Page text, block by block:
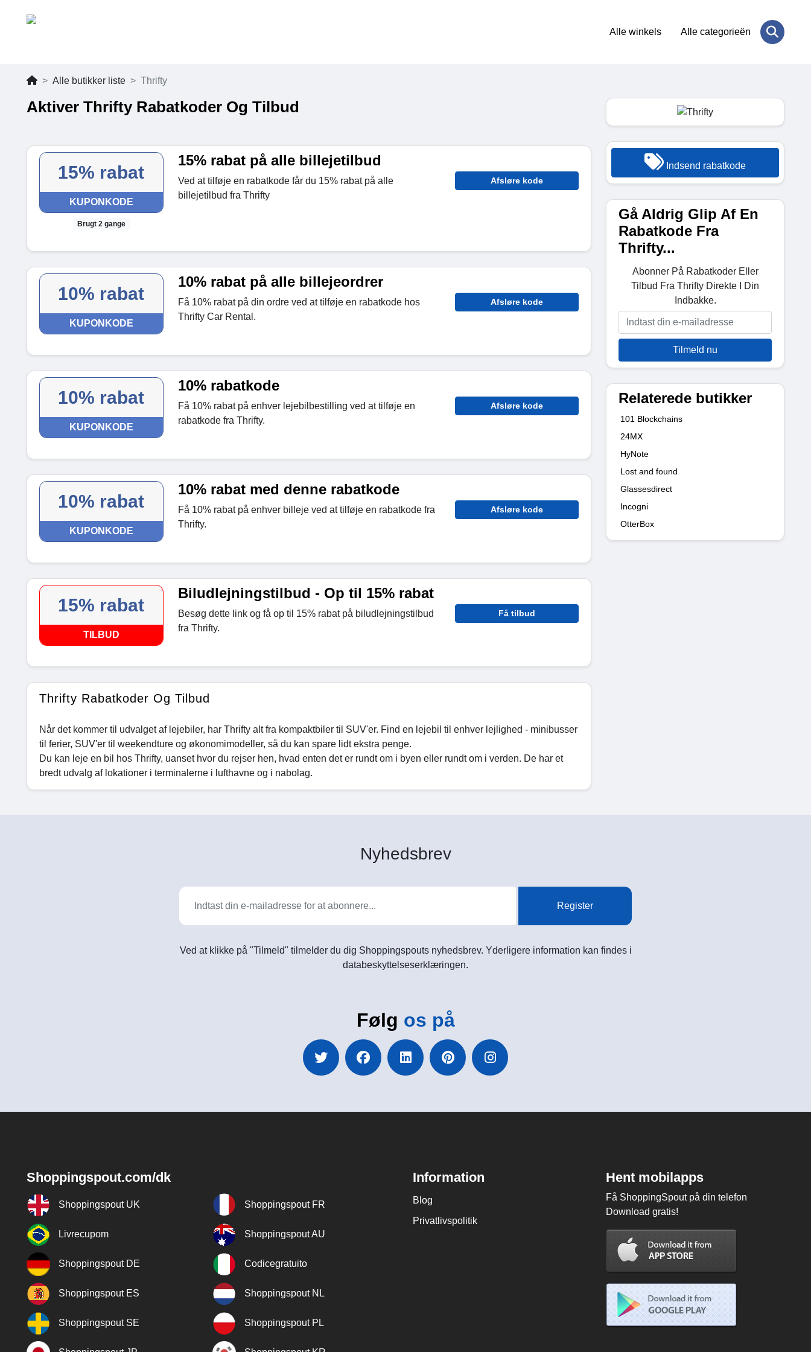
Alle winkels Alle categorieën
Alle butikker liste Thrifty
Aktiver Thrifty Rabatkoder Og Tilbud
15% rabat
KUPONKODE
Brugt 2 gange
15% rabat på alle billejetilbud
Ved at tilføje en rabatkode får du 15% rabat på alle
billejetilbud fra Thrifty
Afsløre kode
10% rabat
KUPONKODE
10% rabat på alle billejeordrer
Få 10% rabat på din ordre ved at tilføje en rabatkode hos
Thrifty Car Rental.
Afsløre kode
10% rabat
KUPONKODE
10% rabatkode
Få 10% rabat på enhver lejebilbestilling ved at tilføje en
rabatkode fra Thrifty.
Afsløre kode
10% rabat
KUPONKODE
10% rabat med denne rabatkode
Få 10% rabat på enhver billeje ved at tilføje en rabatkode fra
Thrifty.
Afsløre kode
15% rabat
TILBUD
Biludlejningstilbud - Op til 15% rabat
Besøg dette link og få op til 15% rabat på biludlejningstilbud
fra Thrifty.
Få tilbud
Thrifty Rabatkoder Og Tilbud
Når det kommer til udvalget af lejebiler, har Thrifty alt fra kompaktbiler til SUV'er. Find en lejebil til enhver lejlighed - minibusser
til ferier, SUV'er til weekendture og økonomimodeller, så du kan spare lidt ekstra penge.
Du kan leje en bil hos Thrifty, uanset hvor du rejser hen, hvad enten det er rundt om i byen eller rundt om i verden. De har et
bredt udvalg af lokationer i terminalerne i lufthavne og i nabolag.
Indsend rabatkode
Gå Aldrig Glip Af En
Rabatkode Fra
Thrifty...
Abonner På Rabatkoder Eller
Tilbud Fra Thrifty Direkte I Din
Indbakke.
Tilmeld nu
Relaterede butikker
101 Blockchains
24MX
HyNote
Lost and found
Glassesdirect
Incogni
OtterBox
Nyhedsbrev
Register
Ved at klikke på "Tilmeld" tilmelder du dig Shoppingspouts nyhedsbrev. Yderligere information kan findes i
databeskyttelseserklæringen.
Følg os på
Shoppingspout.com/dk
Shoppingspout UK Shoppingspout FR
Livrecupom Shoppingspout AU
Shoppingspout DE Codicegratuito
Shoppingspout ES Shoppingspout NL
Shoppingspout SE Shoppingspout PL
Information
Blog
Privatlivspolitik
Hent mobilapps
Få ShoppingSpout på din telefon
Download gratis!